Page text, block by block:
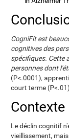
CogniFit est
cognitives des
spécifiques. Cette
personnes dont
(P<.0001),
court terme
Contexte
Le déclin cognitif
vieillissement,